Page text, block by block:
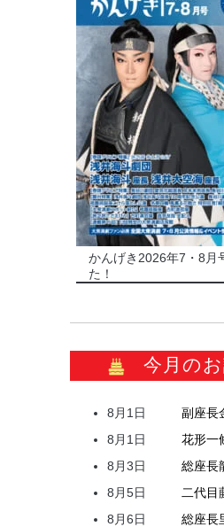
かんげき2026年7・8月
た！
今月のお
8月1日 副座長
8月1日
花形一
8月3日
総座長
8月5日
二代目
8月6日
総座長